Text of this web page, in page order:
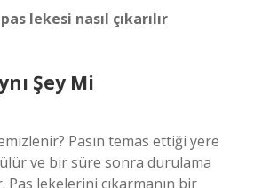
lekesi nasıl çıkarılır
Şey Mi
Pasın temas ettiği yere
ve bir süre sonra durulama
Pas lekelerini çıkarmanın bir